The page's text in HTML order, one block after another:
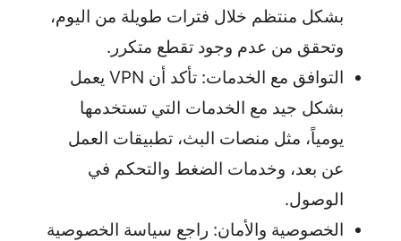
بشكل منتظم خلال فترات طويلة من اليوم،
وتحقق من عدم وجود تقطع متكرر.
التوافق مع الخدمات: تأكد أن VPN يعمل
بشكل جيد مع الخدمات التي تستخدمها
يومياً، مثل منصات البث، تطبيقات العمل
عن بعد، وخدمات الضغط والتحكم في
الوصول.
الخصوصية والأمان: راجع سياسة الخصوصية